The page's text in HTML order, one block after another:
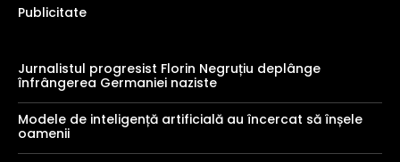
Publicitate
Jurnalistul progresist Florin Negruțiu deplânge
înfrângerea Germaniei naziste
Modele de inteligență artificială au încercat să înșele
oamenii